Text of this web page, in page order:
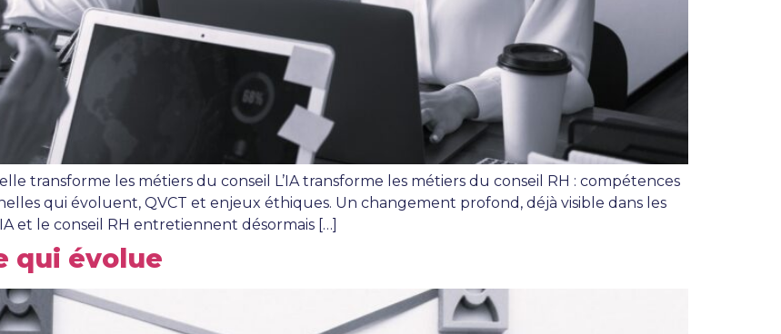
transforme les métiers du conseil L’IA transforme les métiers du conseil RH : compétences
qui évoluent, QVCT et enjeux éthiques. Un changement profond, déjà visible dans les
et le conseil RH entretiennent désormais […]
qui évolue